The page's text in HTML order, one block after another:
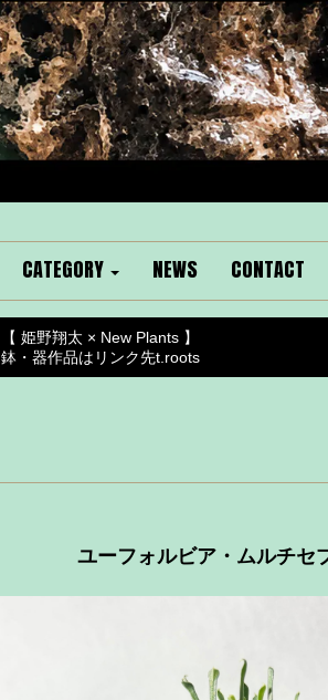
CATEGORY NEWS CONTACT
【 姫野翔太 × New Plants 】
鉢・器作品はリンク先t.roots
ユーフォルビア・ムルチセ